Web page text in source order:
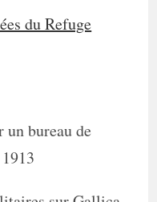
du Refuge
un bureau de